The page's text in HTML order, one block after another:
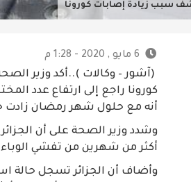
سبب زيادة إصابات كورونا
6 مايو , 2020 - 1:28 م
(آشور – وكالات )..أكد وزير
كورونا راجع إلى ارتفاع عدد
أنه مع حلول شهر رمضان زادت
وشدد وزير الصحة على أن
أكثر من شهرين من تفشي الوباء
وأضاف أن الجزائر تسجل حالة